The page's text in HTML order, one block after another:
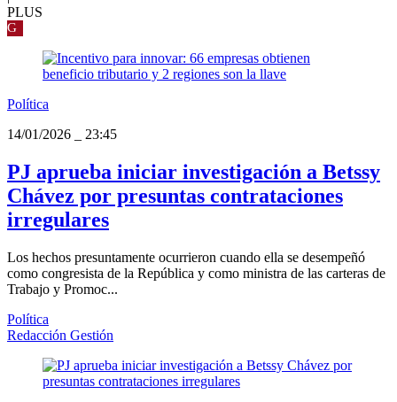
PLUS
G
Política
14/01/2026
23:45
PJ aprueba iniciar investigación a Betssy
Chávez por presuntas contrataciones
irregulares
Los hechos presuntamente ocurrieron cuando ella se desempeñó
como congresista de la República y como ministra de las carteras de
Trabajo y Promoc...
Política
Redacción Gestión